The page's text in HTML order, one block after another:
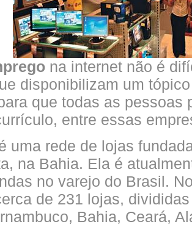
na internet não é
disponibilizam um
que todas as pessoas
entre essas
uma rede de lojas
na Bahia. Ela é
no varejo do Brasil.
de 231 lojas,
Bahia, Ceará,